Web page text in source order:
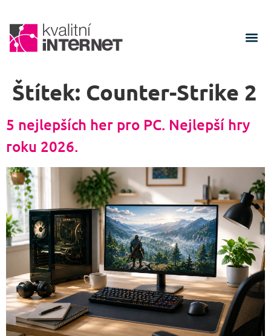
Štítek: Counter-Strike 2
5 nejlepších her pro PC. Nejlepší hry
roku 2026.